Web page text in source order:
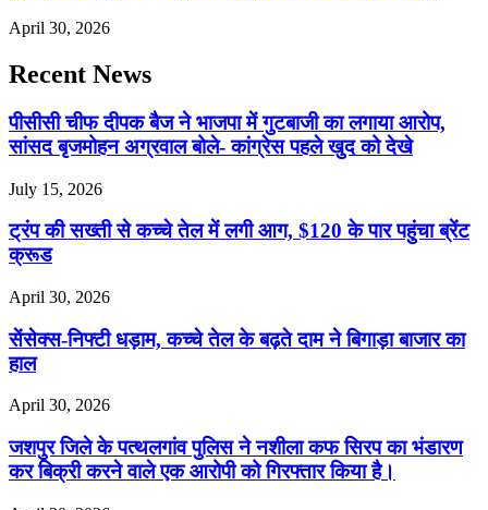
April 30, 2026
Recent News
पीसीसी चीफ दीपक बैज ने भाजपा में गुटबाजी का लगाया आरोप,
सांसद बृजमोहन अग्रवाल बोले- कांग्रेस पहले खुद को देखे
July 15, 2026
ट्रंप की सख्ती से कच्चे तेल में लगी आग, $120 के पार पहुंचा ब्रेंट
क्रूड
April 30, 2026
सेंसेक्स-निफ्टी धड़ाम, कच्चे तेल के बढ़ते दाम ने बिगाड़ा बाजार का
हाल
April 30, 2026
जशपुर जिले के पत्थलगांव पुलिस ने नशीला कफ सिरप का भंडारण
कर बिक्री करने वाले एक आरोपी को गिरफ्तार किया है।